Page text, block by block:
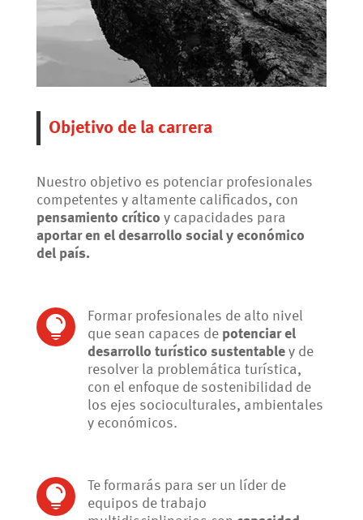
Objetivo de la carrera
Nuestro objetivo es potenciar profesionales
competentes y altamente calificados, con
pensamiento crítico y capacidades para
aportar en el desarrollo social y económico
del país.

Formar profesionales de alto nivel
que sean capaces de potenciar el
desarrollo turístico sustentabley de
resolver la problemática turística,
con el enfoque de sostenibilidad de
los ejes socioculturales, ambientales
y económicos.

Te formarás para ser un líder de
equipos de trabajo